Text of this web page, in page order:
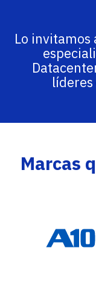
Lo
Marcas